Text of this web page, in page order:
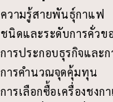
ความรู้สายพันธุ์กาแฟ
ชนิดและระดับการคั่วข
การประกอบธุรกิจและ
การคำนวณจุดคุ้มทุน
การเลือกซื้อเครื่องชงก